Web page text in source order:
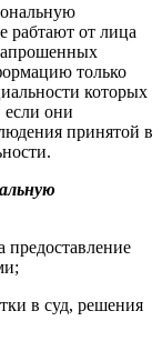
рабтают от лица
только
которых
если они
принятой в
предоставление
в суд, решения